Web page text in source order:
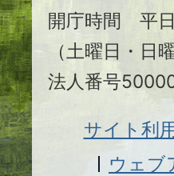
開庁時間 平
（土曜日・日
法人番号
サイト利
ウェブ